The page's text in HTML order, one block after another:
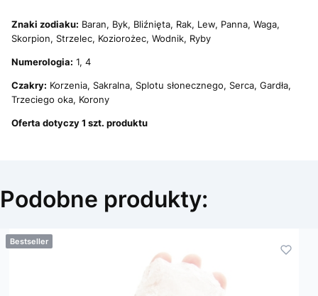
Znaki zodiaku: Baran, Byk, Bliźnięta, Rak, Lew, Panna, Waga,
Skorpion, Strzelec, Koziorożec, Wodnik, Ryby
Numerologia: 1, 4
Czakry: Korzenia, Sakralna, Splotu słonecznego, Serca, Gardła,
Trzeciego oka, Korony
Oferta dotyczy 1 szt. produktu
Podobne produkty:
Bestseller